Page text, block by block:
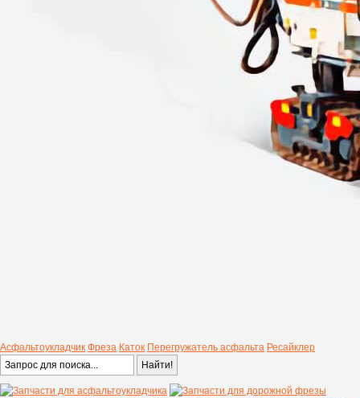
Асфальтоукладчик Фреза Каток Перегружатель асфальта Ресайклер